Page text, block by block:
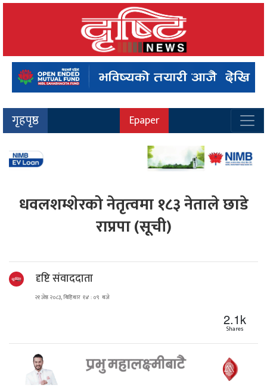
गृहपृष्ठ Epaper
धवलशम्शेरको नेतृत्वमा १८३ नेताले छाडे
राप्रपा (सूची)
दृष्टि संवाददाता
२१ जेष्ठ २०८३, बिहिबार १४ : ०९ बजे
2.1k
Shares